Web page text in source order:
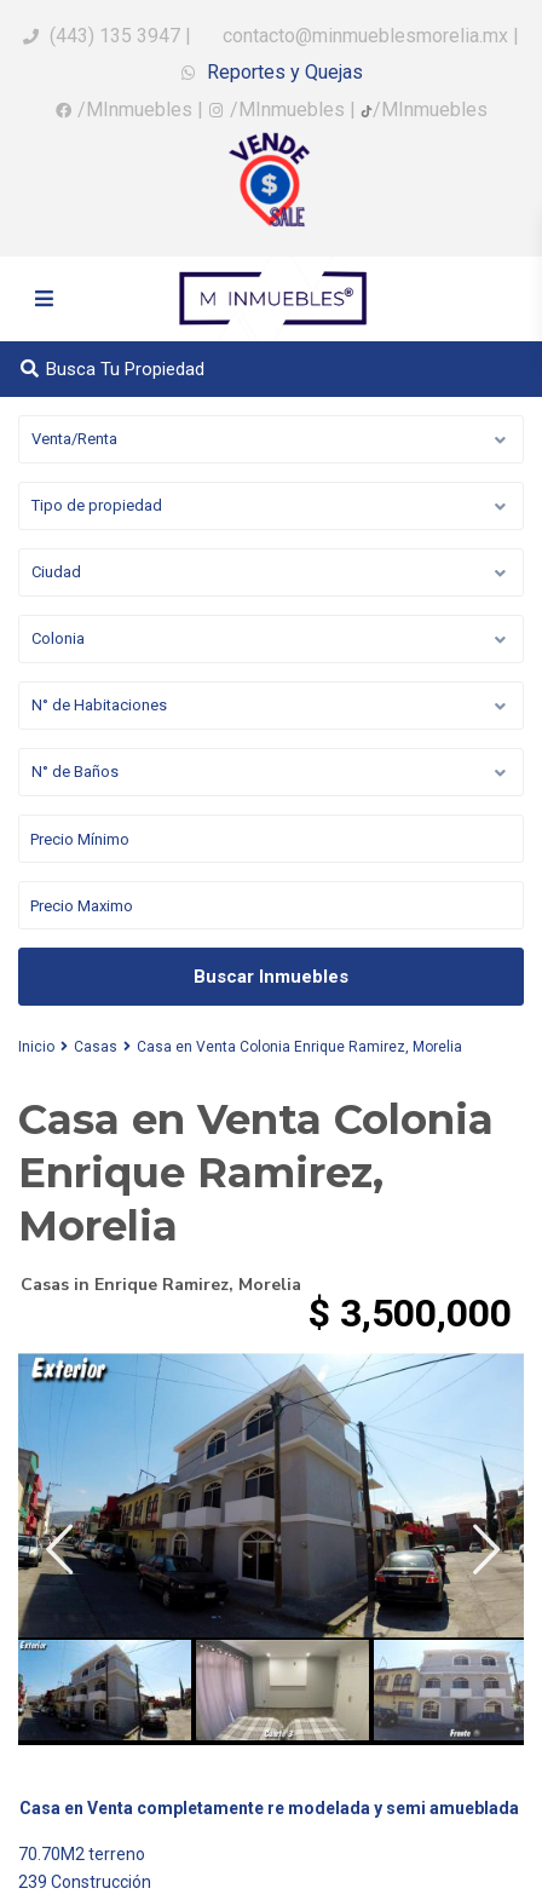
(443) 135 3947 | contacto@minmueblesmorelia.mx |
Reportes y Quejas
/MInmuebles | /MInmuebles | /MInmuebles
Busca Tu Propiedad
Venta/Renta
Tipo de propiedad
Ciudad
Colonia
N° de Habitaciones
N° de Baños
Buscar Inmuebles
Inicio Casas Casa en Venta Colonia Enrique Ramirez, Morelia
Casa en Venta Colonia
Enrique Ramirez,
Morelia
Casas in Enrique Ramirez, Morelia
$ 3,500,000
Casa en Venta completamente re modelada y semi amueblada
70.70M2 terreno
239 Construcción